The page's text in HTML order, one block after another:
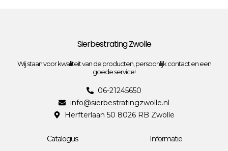
Sierbestrating Zwolle
Wij staan voor kwaliteit van de producten, persoonlijk contact en een
goede service!
06-21245650
info@sierbestratingzwolle.nl
Herfterlaan 50 8026 RB Zwolle
Catalogus
Informatie